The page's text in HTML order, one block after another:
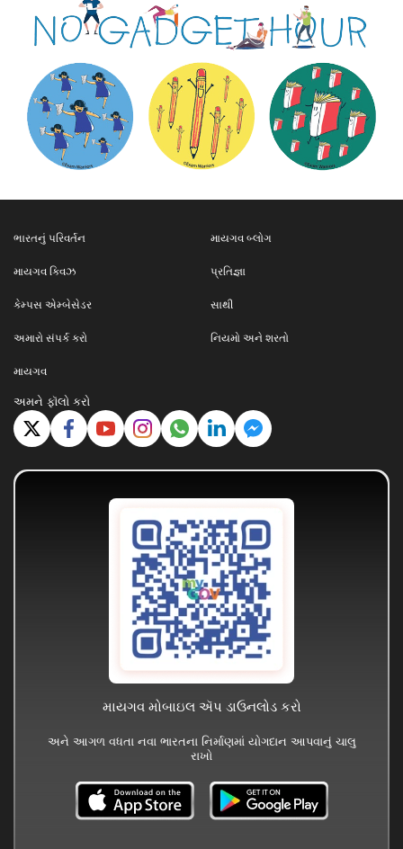
ભારતનું પરિવર્તન માયગવ બ્લોગ
માયગવ ક્વિઝ પ્રતિજ્ઞા
કેમ્પસ એમ્બેસેડર સાથી
અમારો સંપર્ક કરો નિયમો અને શરતો
માયગવ
અમને ફૉલો કરો
માયગવ મોબાઇલ ઍપ ડાઉનલોડ કરો
અને આગળ વધતા નવા ભારતના નિર્માણમાં યોગદાન આપવાનું ચાલુ
રાખો